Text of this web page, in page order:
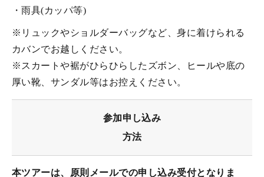
・雨具(カッパ等)
※リュックやショルダーバッグなど、身に着けられる
カバンでお越しください。
※スカートや裾がひらひらしたズボン、ヒールや底の
厚い靴、サンダル等はお控えください。
参加申し込み
方法
本ツアーは、原則メールでの申し込み受付となりま